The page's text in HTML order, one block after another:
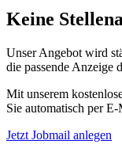
Keine
Unser Angebot wird
die passende Anzeige
Mit unserem
Sie automatisch per
Jetzt Jobmail anlegen